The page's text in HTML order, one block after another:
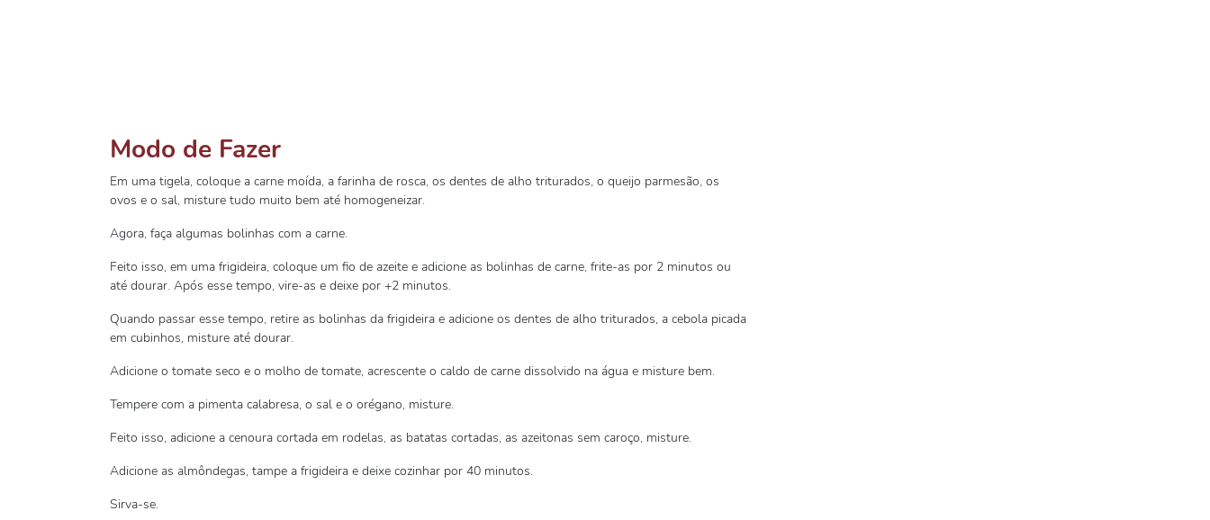
Modo de Fazer
Em uma tigela, coloque a carne moída, a farinha de rosca, os dentes de alho triturados, o queijo parmesão, os
ovos e o sal, misture tudo muito bem até homogeneizar.
Agora, faça algumas bolinhas com a carne.
Feito isso, em uma frigideira, coloque um fio de azeite e adicione as bolinhas de carne, frite-as por 2 minutos ou
até dourar. Após esse tempo, vire-as e deixe por +2 minutos.
Quando passar esse tempo, retire as bolinhas da frigideira e adicione os dentes de alho triturados, a cebola picada
em cubinhos, misture até dourar.
Adicione o tomate seco e o molho de tomate, acrescente o caldo de carne dissolvido na água e misture bem.
Tempere com a pimenta calabresa, o sal e o orégano, misture.
Feito isso, adicione a cenoura cortada em rodelas, as batatas cortadas, as azeitonas sem caroço, misture.
Adicione as almôndegas, tampe a frigideira e deixe cozinhar por 40 minutos.
Sirva-se.